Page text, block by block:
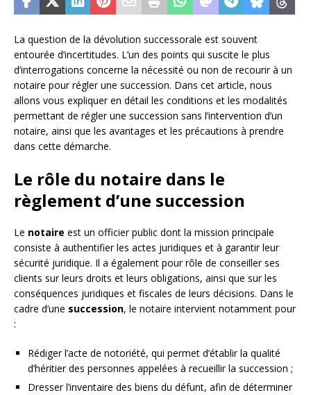
La question de la dévolution successorale est souvent
entourée d’incertitudes. L’un des points qui suscite le plus
d’interrogations concerne la nécessité ou non de recourir à un
notaire pour régler une succession. Dans cet article, nous
allons vous expliquer en détail les conditions et les modalités
permettant de régler une succession sans l’intervention d’un
notaire, ainsi que les avantages et les précautions à prendre
dans cette démarche.
Le rôle du notaire dans le
règlement d’une succession
Le notaire est un officier public dont la mission principale
consiste à authentifier les actes juridiques et à garantir leur
sécurité juridique. Il a également pour rôle de conseiller ses
clients sur leurs droits et leurs obligations, ainsi que sur les
conséquences juridiques et fiscales de leurs décisions. Dans le
cadre d’une succession, le notaire intervient notamment pour
:
Rédiger l’acte de notoriété, qui permet d’établir la qualité
d’héritier des personnes appelées à recueillir la succession ;
Dresser l’inventaire des biens du défunt, afin de déterminer